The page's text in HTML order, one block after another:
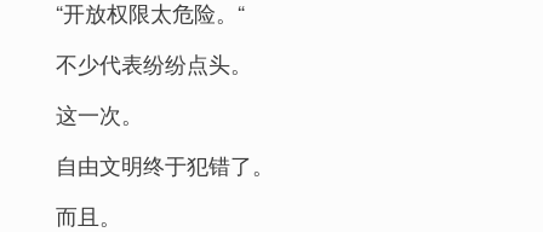
“开放权限太危险。“
不少代表纷纷点头。
这一次。
自由文明终于犯错了。
而且。